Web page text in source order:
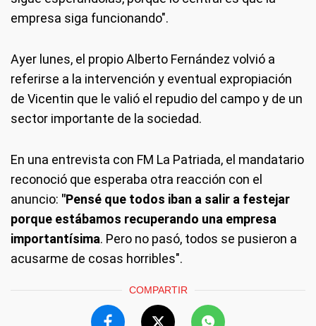
empresa siga funcionando".
Ayer lunes, el propio Alberto Fernández volvió a
referirse a la intervención y eventual expropiación
de Vicentin que le valió el repudio del campo y de un
sector importante de la sociedad.
En una entrevista con FM La Patriada, el mandatario
reconoció que esperaba otra reacción con el
anuncio: "Pensé que todos iban a salir a festejar
porque estábamos recuperando una empresa
importantísima. Pero no pasó, todos se pusieron a
acusarme de cosas horribles".
COMPARTIR